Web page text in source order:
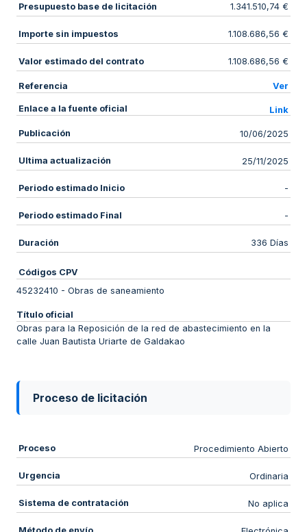
Presupuesto base de licitación 1.341.510,74 €
Importe sin impuestos 1.108.686,56 €
Valor estimado del contrato 1.108.686,56 €
Referencia Ver
Enlace a la fuente oficial Link
Publicación 10/06/2025
Ultima actualización 25/11/2025
Periodo estimado Inicio -
Periodo estimado Final -
Duración 336 Días
Códigos CPV
45232410 - Obras de saneamiento
Título oficial
Obras para la Reposición de la red de abastecimiento en la
calle Juan Bautista Uriarte de Galdakao
Proceso de licitación
Proceso Procedimiento Abierto
Urgencia Ordinaria
Sistema de contratación No aplica